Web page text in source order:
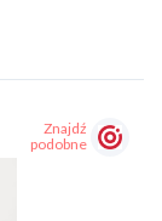
Znajdź
podobne